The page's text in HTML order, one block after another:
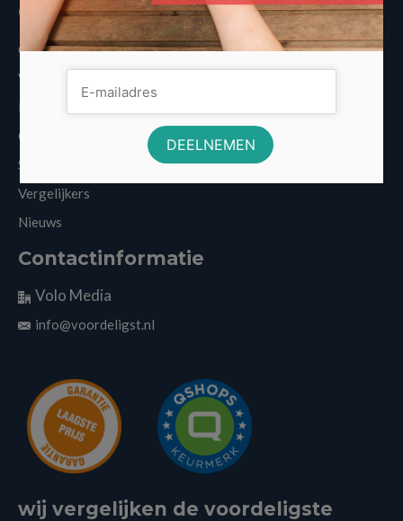
Overige informatie
Over Voordeligst.nl
Veelgestelde vragen
Disclaimer
Cookies
Sitemap
Vergelijkers
Nieuws
Contactinformatie
Volo Media
info@voordeligst.nl
wij vergelijken de voordeligste